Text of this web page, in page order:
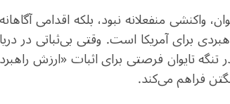
واکنشی منفعلانه نبود، بلکه اقدامی
برای آمریکا است. وقتی بی‌ثباتی در
تایوان فرصتی برای اثبات «ارزش
فراهم می‌کند.